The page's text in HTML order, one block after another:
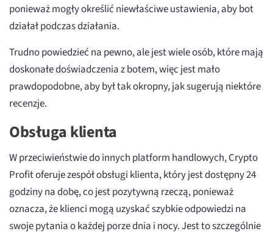
ponieważ mogły określić niewłaściwe ustawienia, aby bot
działał podczas działania.
Trudno powiedzieć na pewno, ale jest wiele osób, które mają
doskonałe doświadczenia z botem, więc jest mało
prawdopodobne, aby był tak okropny, jak sugerują niektóre
recenzje.
Obsługa klienta
W przeciwieństwie do innych platform handlowych, Crypto
Profit oferuje zespół obsługi klienta, który jest dostępny 24
godziny na dobę, co jest pozytywną rzeczą, ponieważ
oznacza, że klienci mogą uzyskać szybkie odpowiedzi na
swoje pytania o każdej porze dnia i nocy. Jest to szczególnie